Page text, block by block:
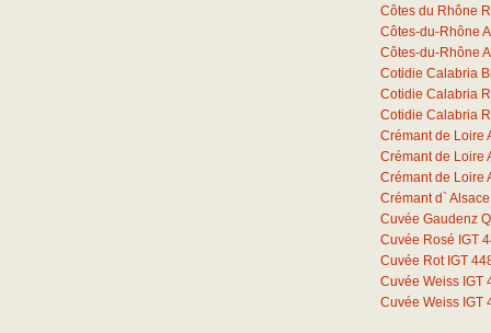
Côtes du Rhône
Côtes-du-Rhône
Côtes-du-Rhône
Cotidie Calabria
Cotidie Calabria
Cotidie Calabria
Crémant de Loire
Crémant de Loire
Crémant de Loire
Crémant d`
Cuvée Gaudenz
Cuvée Rosé IGT
Cuvée Rot IGT
Cuvée Weiss IGT
Cuvée Weiss IGT